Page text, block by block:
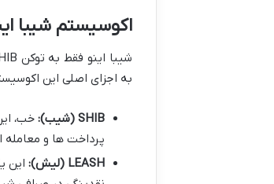
اکوسیستم شیبا
به اجزای اصلی این
SHIB (شیب):
خب،
پرداخت ها و
LEASH (لیش):